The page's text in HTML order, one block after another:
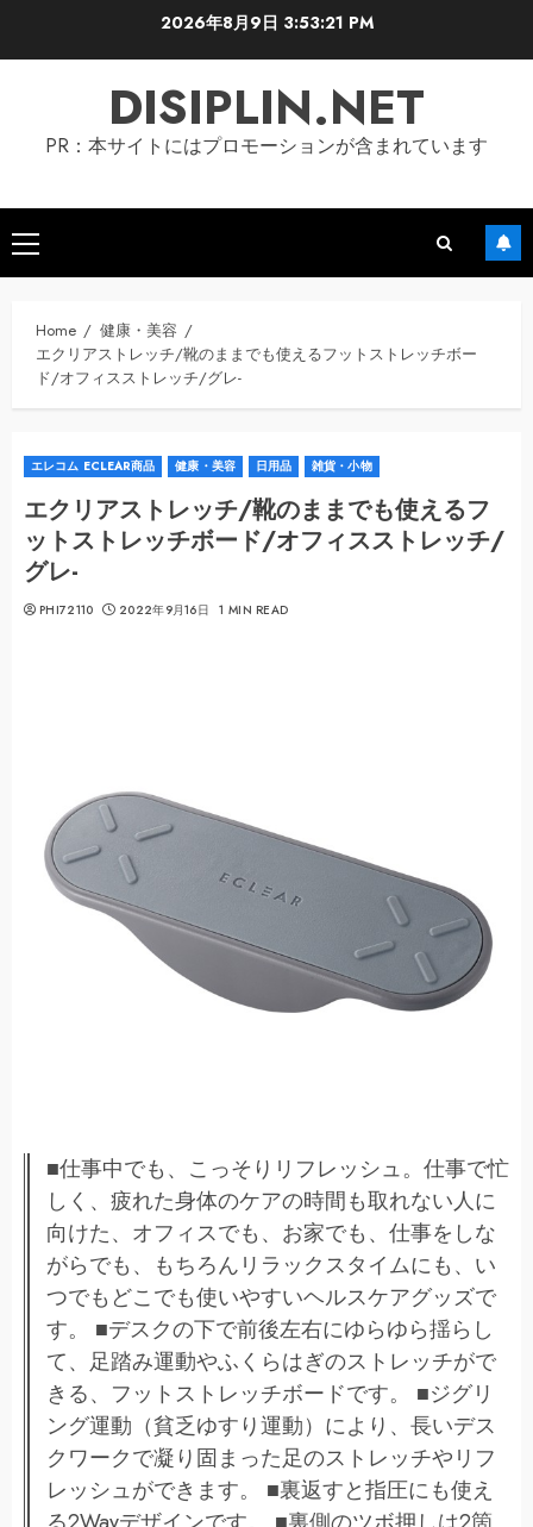
2026年8月9日 3:53:21 PM
DISIPLIN.NET
PR：本サイトにはプロモーションが含まれています
Primary
Menu
Home
健康・美容
エクリアストレッチ/靴のままでも使えるフットストレッチボー
ド/オフィスストレッチ/グレ-
エレコム ECLEAR商品 健康・美容 日用品 雑貨・小物
エクリアストレッチ/靴のままでも使えるフ
ットストレッチボード/オフィスストレッチ/
グレ-
PHI72110 2022年9月16日 1 MIN READ
■仕事中でも、こっそりリフレッシュ。仕事で忙
しく、疲れた身体のケアの時間も取れない人に
向けた、オフィスでも、お家でも、仕事をしな
がらでも、もちろんリラックスタイムにも、い
つでもどこでも使いやすいヘルスケアグッズで
す。 ■デスクの下で前後左右にゆらゆら揺らし
て、足踏み運動やふくらはぎのストレッチがで
きる、フットストレッチボードです。 ■ジグリ
ング運動（貧乏ゆすり運動）により、長いデス
クワークで凝り固まった足のストレッチやリフ
レッシュができます。 ■裏返すと指圧にも使え